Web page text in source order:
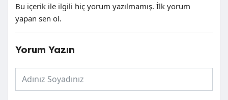
Bu içerik ile ilgili hiç yorum yazılmamış. İlk yorum
yapan sen ol.
Yorum Yazın